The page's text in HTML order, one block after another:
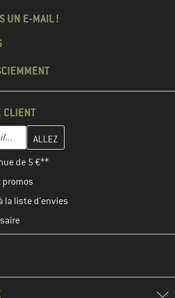
UN E-MAIL !
CLIENT
mail ici et créez votre compte client à la
de 5 €**
promos
la liste d'envies